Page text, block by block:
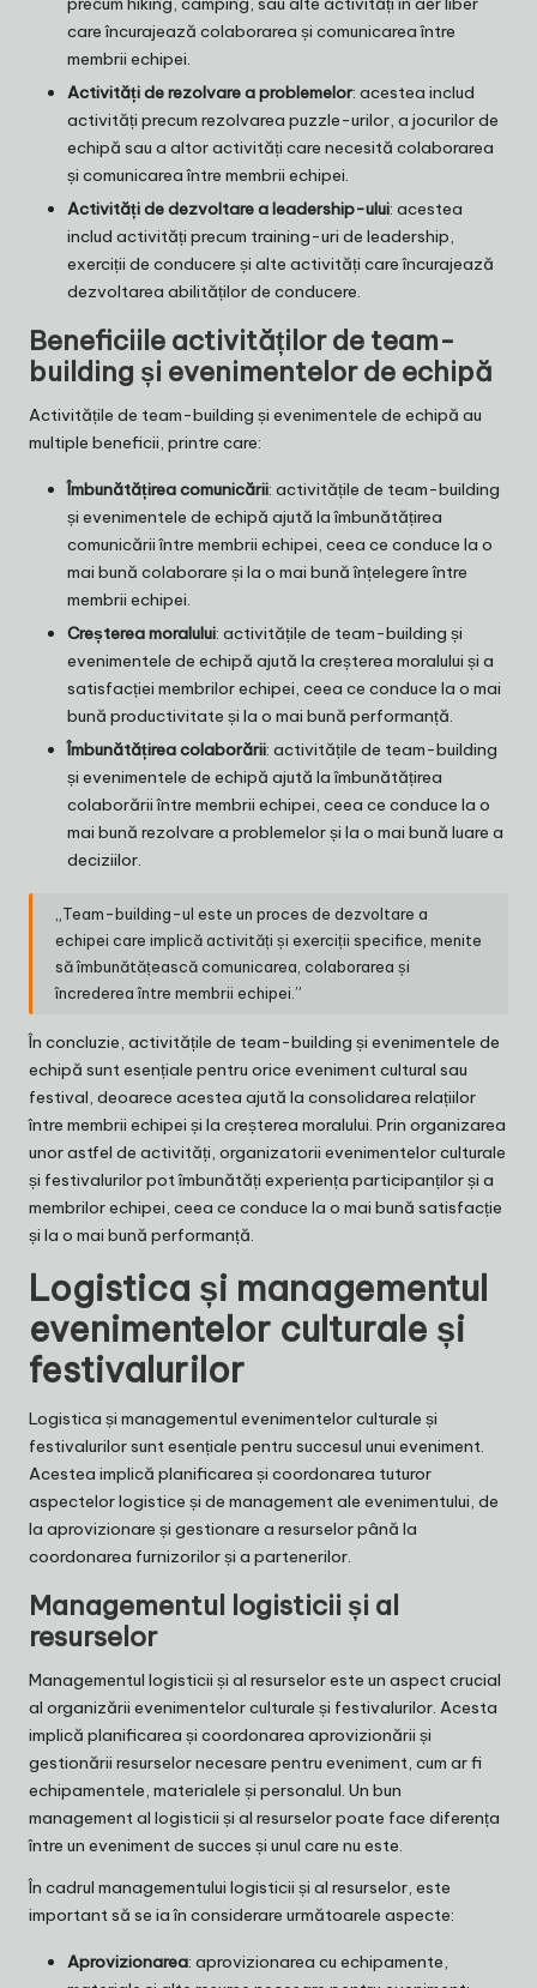
care încurajează colaborarea și comunicarea între
membrii echipei.
Activități de rezolvare a problemelor: acestea includ
activități precum rezolvarea puzzle-urilor, a jocurilor de
echipă sau a altor activități care necesită colaborarea
și comunicarea între membrii echipei.
Activități de dezvoltare a leadership-ului: acestea
includ activități precum training-uri de leadership,
exerciții de conducere și alte activități care încurajează
dezvoltarea abilităților de conducere.
Beneficiile activităților de team-
building și evenimentelor de echipă
Activitățile de team-building și evenimentele de echipă au
multiple beneficii, printre care:
Îmbunătățirea comunicării: activitățile de team-building
și evenimentele de echipă ajută la îmbunătățirea
comunicării între membrii echipei, ceea ce conduce la o
mai bună colaborare și la o mai bună înțelegere între
membrii echipei.
Creșterea moralului: activitățile de team-building și
evenimentele de echipă ajută la creșterea moralului și a
satisfacției membrilor echipei, ceea ce conduce la o mai
bună productivitate și la o mai bună performanță.
Îmbunătățirea colaborării: activitățile de team-building
și evenimentele de echipă ajută la îmbunătățirea
colaborării între membrii echipei, ceea ce conduce la o
mai bună rezolvare a problemelor și la o mai bună luare a
deciziilor.
„Team-building-ul este un proces de dezvoltare a
echipei care implică activități și exerciții specifice, menite
să îmbunătățească comunicarea, colaborarea și
încrederea între membrii echipei.”
În concluzie, activitățile de team-building și evenimentele de
echipă sunt esențiale pentru orice eveniment cultural sau
festival, deoarece acestea ajută la consolidarea relațiilor
între membrii echipei și la creșterea moralului. Prin organizarea
unor astfel de activități, organizatorii evenimentelor culturale
și festivalurilor pot îmbunătăți experiența participanților și a
membrilor echipei, ceea ce conduce la o mai bună satisfacție
și la o mai bună performanță.
Logistica și managementul
evenimentelor culturale și
festivalurilor
Logistica și managementul evenimentelor culturale și
festivalurilor sunt esențiale pentru succesul unui eveniment.
Acestea implică planificarea și coordonarea tuturor
aspectelor logistice și de management ale evenimentului, de
la aprovizionare și gestionare a resurselor până la
coordonarea furnizorilor și a partenerilor.
Managementul logisticii și al
resurselor
Managementul logisticii și al resurselor este un aspect crucial
al organizării evenimentelor culturale și festivalurilor. Acesta
implică planificarea și coordonarea aprovizionării și
gestionării resurselor necesare pentru eveniment, cum ar fi
echipamentele, materialele și personalul. Un bun
management al logisticii și al resurselor poate face diferența
între un eveniment de succes și unul care nu este.
În cadrul managementului logisticii și al resurselor, este
important să se ia în considerare următoarele aspecte:
Aprovizionarea: aprovizionarea cu echipamente,